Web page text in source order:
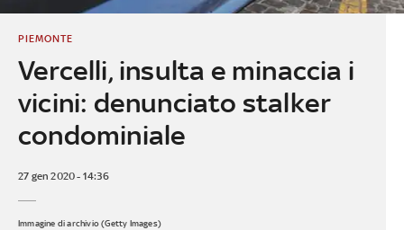
Vercelli, insulta e minaccia i
vicini: denunciato stalker
condominiale
PIEMONTE
27 gen 2020 - 14:36
Immagine di archivio (Getty Images)